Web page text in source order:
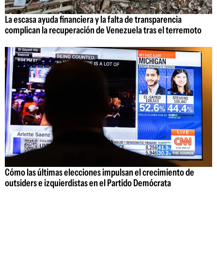
La escasa ayuda financiera y la falta de transparencia
complican la recuperación de Venezuela tras el terremoto
Cómo las últimas elecciones impulsan el crecimiento de
outsiders e izquierdistas en el Partido Demócrata